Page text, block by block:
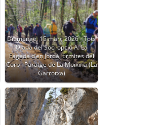
Diumenge, 15 març 2026 - Tots
Diada del Soci opció A: La
Fageda d’en Jordà, Ermites del
Corb i Paratge de La Moixina (La
Garrotxa)